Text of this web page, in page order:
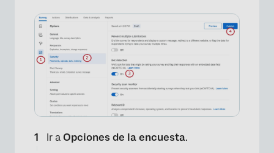
Ir a Opciones de la encuesta.